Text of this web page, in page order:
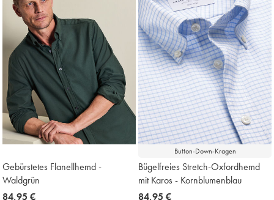
Gebürstetes Flanellhemd -
Waldgrün
now
84,95 €
Button-Down-Kragen
Bügelfreies Stretch-Oxfordhemd
mit Karos - Kornblumenblau
now
84,95 €